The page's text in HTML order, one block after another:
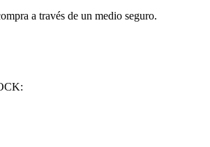
a través de un medio seguro.